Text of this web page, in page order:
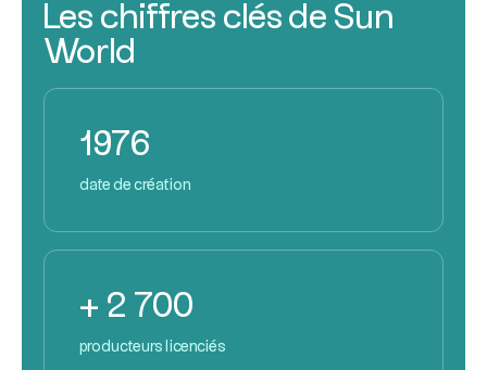
Les chiffres clés de Sun
World
1976
date de création
+ 2 700
producteurs licenciés